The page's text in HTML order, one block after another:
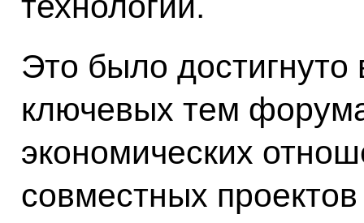
Это было
ключевых тем
экономических
совместных